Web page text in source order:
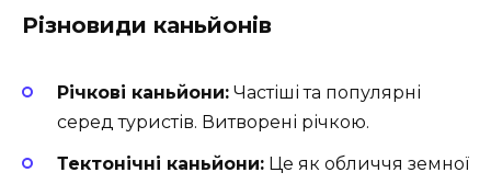
Різновиди каньйонів
Річкові каньйони: Частіші та популярні
серед туристів. Витворені річкою.
Тектонічні каньйони: Це як обличчя земної